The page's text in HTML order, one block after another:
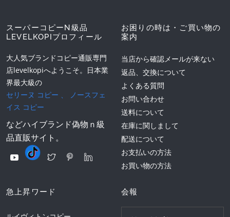
スーパーコピーN級品
LEVELKOPIプロフィール
大人気ブランドコピー通販専門
店levelkopiへようこそ。日本業
界最大級の
セリーヌ コピー 、
ノースフェ
イス コピー
などハイブランド偽物ｎ級
品直販サイト。
お困りの時は・ご買い物の
案内
当店から確認メールが来ない
返品、交換について
よくある質問
お問い合わせ
送料について
在庫に関しまして
配送について
お支払いの方法
お買い物の方法
急上昇ワード 会報